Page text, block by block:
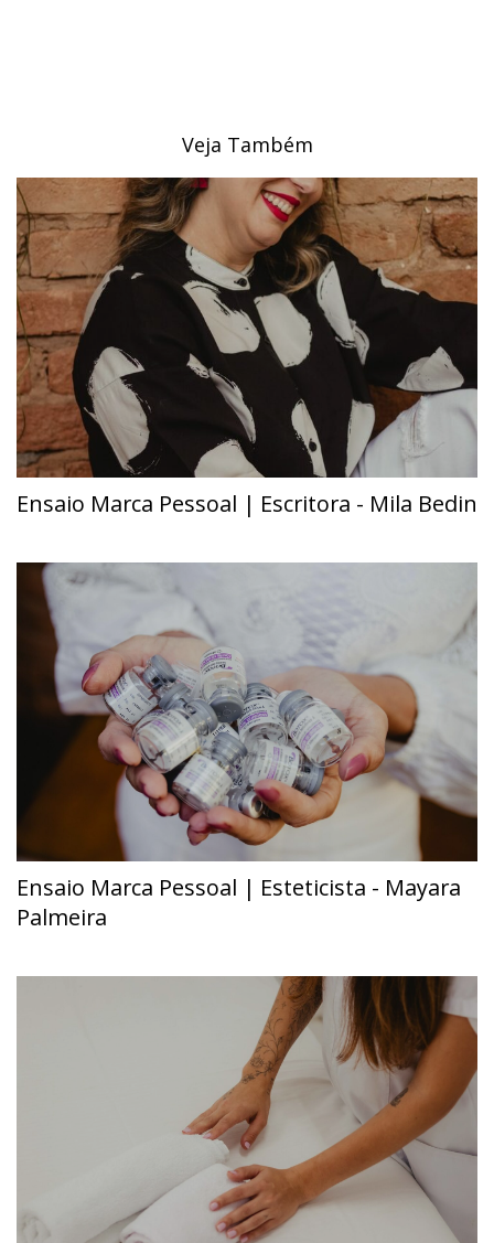
Veja Também
Ensaio Marca Pessoal | Escritora - Mila Bedin
Ensaio Marca Pessoal | Esteticista - Mayara
Palmeira